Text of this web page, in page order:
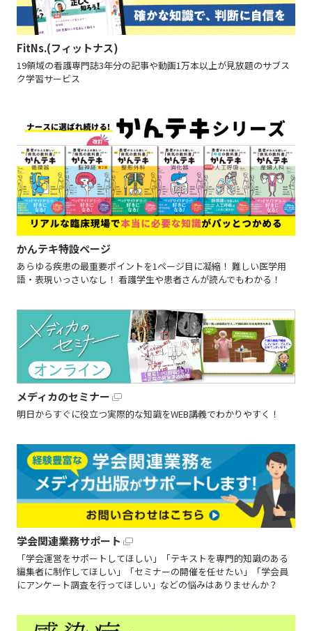
FitNs.(フィットナス)
19領域の看護専門誌3年分の記事や動画1万本以上が見放題のサブス
ク学習サービス
かんテキ特設ページ
あらゆる疾患の最重要ポイントを1ページ目に凝縮！ 難しい医学用
語・表現いっさいなし！ 看護学生や患者さんが読んでもわかる！
メディカのセミナー
明日からすぐに役立つ実際的な知識をWEB講義でわかりやすく！
学会関連業務サポート
「学会運営をサポートしてほしい」「テキストを専門的知識のある
編集者に制作してほしい」「セミナーの開催を任せたい」「学会員
にアンケート調査を行ってほしい」などの悩みはありませんか？